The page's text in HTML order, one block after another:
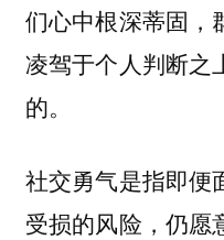
们心中根深蒂固，
凌驾于个人判断之
的。
社交勇气是指即便
受损的风险，仍愿